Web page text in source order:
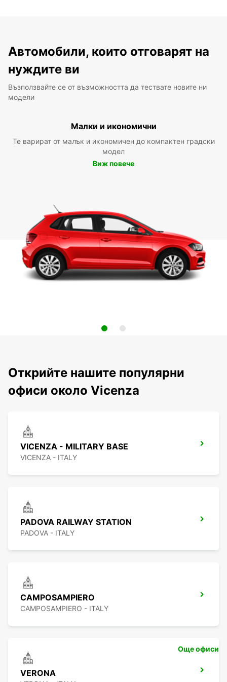
Автомобили, които отговарят на
нуждите ви
Възползвайте се от възможността да тествате новите ни
модели
Малки и икономични
Те варират от малък и икономичен до компактен градски
модел
Виж повече
Открийте нашите популярни
офиси около Vicenza
VICENZA - MILITARY BASE
VICENZA - ITALY
PADOVA RAILWAY STATION
PADOVA - ITALY
CAMPOSAMPIERO
CAMPOSAMPIERO - ITALY
VERONA
Още офиси